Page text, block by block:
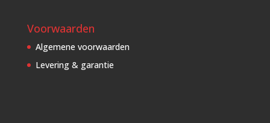
Voorwaarden
Algemene voorwaarden
Levering & garantie